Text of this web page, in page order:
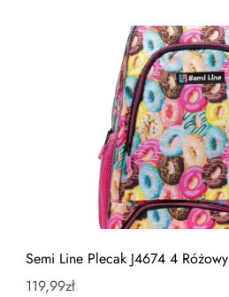
Semi Line Plecak J4674 4 Różowy
119,99zł